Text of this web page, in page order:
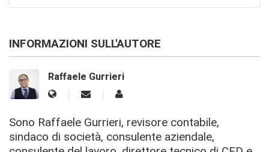
INFORMAZIONI SULL'AUTORE
Raffaele Gurrieri
Sono Raffaele Gurrieri, revisore contabile,
sindaco di società, consulente aziendale,